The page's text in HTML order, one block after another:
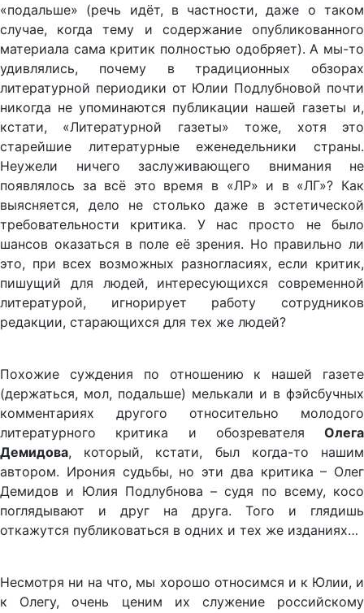
«подальше» (речь идёт, в частности, даже о таком
случае, когда тему и содержание опубликованного
материала сама критик полностью одобряет). А мы-то
удивлялись, почему в традиционных обзорах
литературной периодики от Юлии Подлубновой почти
никогда не упоминаются публикации нашей газеты и,
кстати, «Литературной газеты» тоже, хотя это
старейшие литературные еженедельники страны.
Неужели ничего заслуживающего внимания не
появлялось за всё это время в «ЛР» и в «ЛГ»? Как
выясняется, дело не столько даже в эстетической
требовательности критика. У нас просто не было
шансов оказаться в поле её зрения. Но правильно ли
это, при всех возможных разногласиях, если критик,
пишущий для людей, интересующихся современной
литературой, игнорирует работу сотрудников
редакции, старающихся для тех же людей?
Похожие суждения по отношению к нашей газете
(держаться, мол, подальше) мелькали и в фэйсбучных
комментариях другого относительно молодого
литературного критика и обозревателя Олега
Демидова, который, кстати, был когда-то нашим
автором. Ирония судьбы, но эти два критика – Олег
Демидов и Юлия Подлубнова – судя по всему, косо
поглядывают и друг на друга. Того и глядишь
откажутся публиковаться в одних и тех же изданиях…
Несмотря ни на что, мы хорошо относимся и к Юлии, и
к Олегу, очень ценим их служение российскому